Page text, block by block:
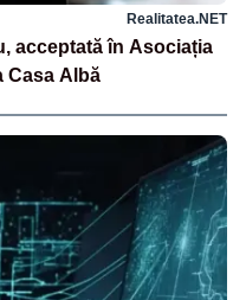
Realitatea.NET
acceptată în Asociația
Casa Albă